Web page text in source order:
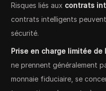
Risques liés aux contrats
contrats intelligents
sécurité.
Prise en charge limitée
ne prennent généralement
monnaie fiduciaire, se